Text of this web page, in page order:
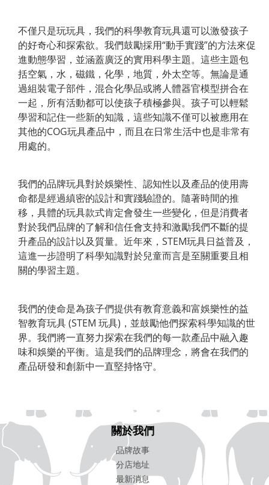
不僅只是玩玩具，我們的科學教育玩具還可以激發孩子
的好奇心和探索欲。我們鼓勵採用“動手實踐”的方法來促
進動態學習，並涵蓋廣泛的實用科學主題。這些主題包
括空氣，水，磁鐵，化學，地質，外太空等。無論是通
過組裝電子部件，混合化學品或將人體器官模型拼合在
一起，所有活動都可以使孩子積極參與。孩子可以輕鬆
學習和記住一些新的知識，這些知識不僅可以被應用在
其他的COG玩具產品中，而且在日常生活中也是非常有
用處的。
我們的品牌玩具對於娛樂性、認知性以及產品的使用壽
命都是經過縝密的設計和實踐驗證的。隨著時間的推
移，具體的玩具款式肯定會發生一些變化，但是消費者
對於我們品牌的了解和信任會支持和激勵我們不斷的提
升產品的設計以及質量。近年來，STEM玩具日益普及，
這進一步證明了科學知識對於兒童而言是至關重要且相
關的學習主題。
我們的使命是為孩子們提供有教育意義和富娛樂性的益
智教育玩具 (STEM 玩具)，並鼓勵他們探索科學知識的世
界。我們將一直努力探索在我們的每一款產品中融入趣
味和娛樂的平衡。這是我們的品牌理念，將會在我們的
產品研發和創新中一直堅持恪守。
關於我們
品牌故事
分店地址
最新消息